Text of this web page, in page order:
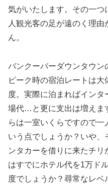
気がいたします。その一つ
人観光客の足が遠のく理
ん。
バンクーバーダウンタウ
ピーク時の宿泊レートは
度。実際に泊まればイン
場代…と更に支出は増えま
らは一室いくらですので一
いう点でしょうか？いや、
ンタカーを借りに来たチリ
はすでにホテル代を1万ド
度でしょうか？尋常なレベ